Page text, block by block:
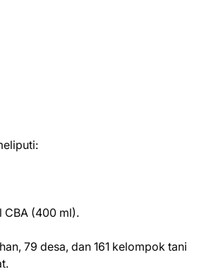
CBA (400 ml).
79 desa, dan 161 kelompok tani